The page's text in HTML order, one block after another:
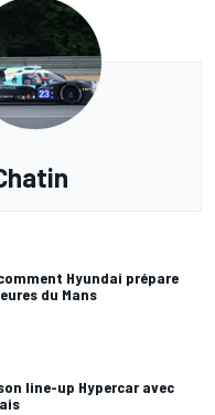
comment Hyundai prépare
du Mans
line-up Hypercar avec